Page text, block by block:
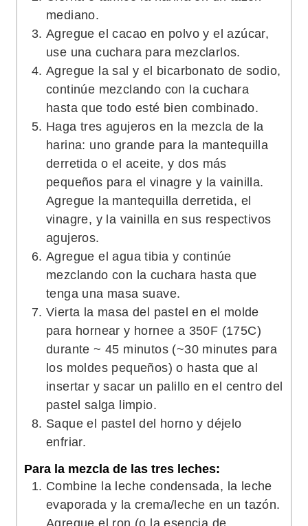
mediano.
Agregue el cacao en polvo y el azúcar,
use una cuchara para mezclarlos.
Agregue la sal y el bicarbonato de sodio,
continúe mezclando con la cuchara
hasta que todo esté bien combinado.
Haga tres agujeros en la mezcla de la
harina: uno grande para la mantequilla
derretida o el aceite, y dos más
pequeños para el vinagre y la vainilla.
Agregue la mantequilla derretida, el
vinagre, y la vainilla en sus respectivos
agujeros.
Agregue el agua tibia y continúe
mezclando con la cuchara hasta que
tenga una masa suave.
Vierta la masa del pastel en el molde
para hornear y hornee a 350F (175C)
durante ~ 45 minutos (~30 minutes para
los moldes pequeños) o hasta que al
insertar y sacar un palillo en el centro del
pastel salga limpio.
Saque el pastel del horno y déjelo
enfriar.
Para la mezcla de las tres leches:
Combine la leche condensada, la leche
evaporada y la crema/leche en un tazón.
Agregue el ron (o la esencia de